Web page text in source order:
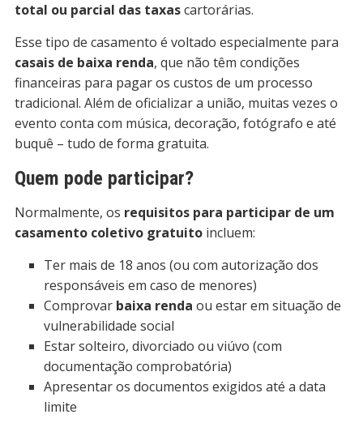
total ou parcial das taxascartorárias.
Esse tipo de casamento é voltado especialmente para
casais de baixa renda, que não têm condições
financeiras para pagar os custos de um processo
tradicional. Além de oficializar a união, muitas vezes o
evento conta com música, decoração, fotógrafo e até
buquê – tudo de forma gratuita.
Quem pode participar?
Normalmente, os requisitos para participar de um
casamento coletivo gratuitoincluem:
Ter mais de 18 anos (ou com autorização dos
responsáveis em caso de menores)
Comprovar baixa renda ou estar em situação de
vulnerabilidade social
Estar solteiro, divorciado ou viúvo (com
documentação comprobatória)
Apresentar os documentos exigidos até a data
limite